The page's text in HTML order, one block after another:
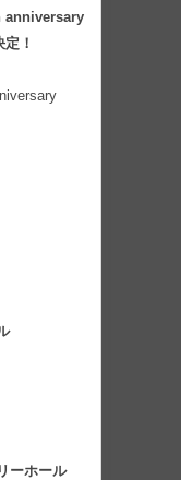
anniversary
！
ーホール